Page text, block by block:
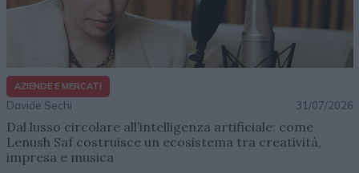
AZIENDE E MERCATI
Davide Sechi 31/07/2026
Dal lusso circolare all’intelligenza artificiale: come
Lenush Saf costruisce un ecosistema tra creatività,
impresa e musica